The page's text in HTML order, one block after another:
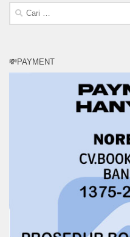
Cari
untuk:
💸PAYMENT